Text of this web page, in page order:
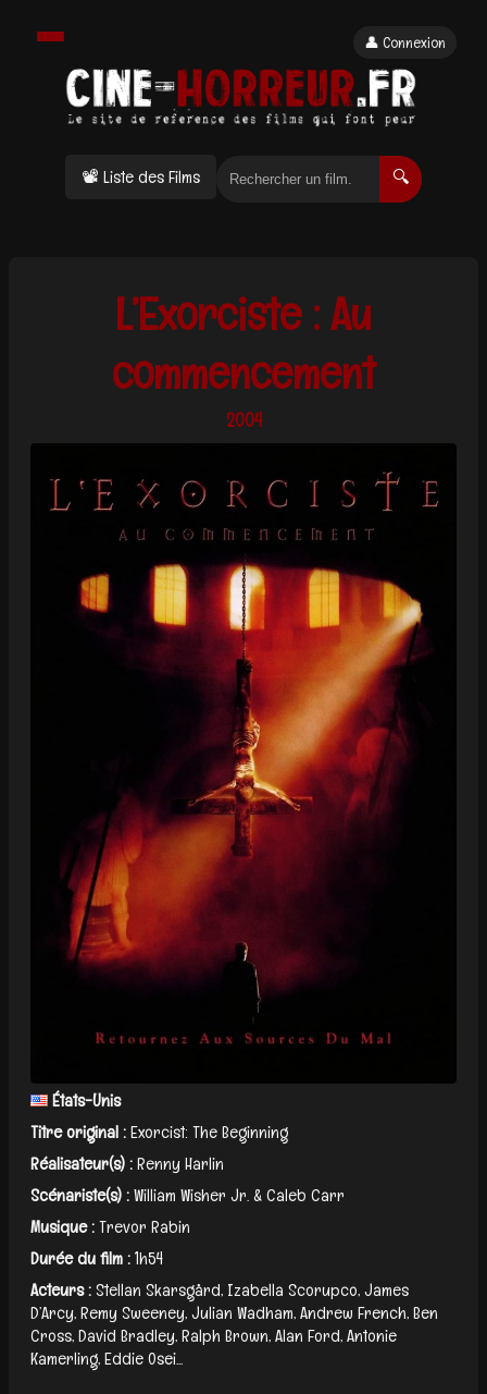
📽 Liste des Films 🔍
👤 Connexion
L’Exorciste : Au
commencement
2004
États-Unis
Titre original :Exorcist: The Beginning
Réalisateur(s) :Renny Harlin
Scénariste(s) :William Wisher Jr. & Caleb Carr
Musique :Trevor Rabin
Durée du film :1h54
Acteurs :Stellan Skarsgård, Izabella Scorupco, James
D’Arcy, Remy Sweeney, Julian Wadham, Andrew French, Ben
Cross, David Bradley, Ralph Brown, Alan Ford, Antonie
Kamerling, Eddie Osei...